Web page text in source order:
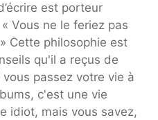
est porteur
Vous ne le feriez pas
Cette philosophie est
qu'il a reçus de
vous passez votre vie à
c'est une vie
idiot, mais vous savez,